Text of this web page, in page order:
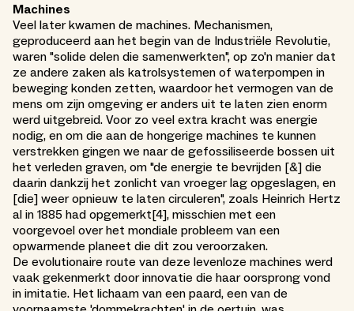
Machines
Veel later kwamen de machines. Mechanismen,
geproduceerd aan het begin van de Industriële Revolutie,
waren "solide delen die samenwerkten", op zo'n manier dat
ze andere zaken als katrolsystemen of waterpompen in
beweging konden zetten, waardoor het vermogen van de
mens om zijn omgeving er anders uit te laten zien enorm
werd uitgebreid. Voor zo veel extra kracht was energie
nodig, en om die aan de hongerige machines te kunnen
verstrekken gingen we naar de gefossiliseerde bossen uit
het verleden graven, om "de energie te bevrijden [&] die
daarin dankzij het zonlicht van vroeger lag opgeslagen, en
[die] weer opnieuw te laten circuleren", zoals Heinrich Hertz
al in 1885 had opgemerkt[4], misschien met een
voorgevoel over het mondiale probleem van een
opwarmende planeet die dit zou veroorzaken.
De evolutionaire route van deze levenloze machines werd
vaak gekenmerkt door innovatie die haar oorsprong vond
in imitatie. Het lichaam van een paard, een van de